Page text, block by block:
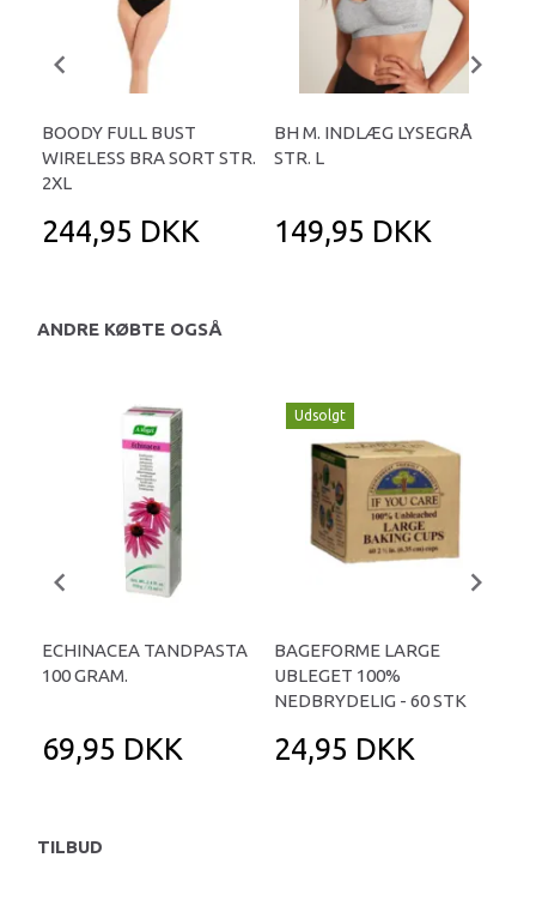
BOODY FULL BUST
WIRELESS BRA SORT STR.
2XL
244,95 DKK
BH M. INDLÆG LYSEGRÅ
STR. L
149,95 DKK
ANDRE KØBTE OGSÅ
ECHINACEA TANDPASTA
100 GRAM.
69,95 DKK
Udsolgt
BAGEFORME LARGE
UBLEGET 100%
NEDBRYDELIG - 60 STK
24,95 DKK
TILBUD